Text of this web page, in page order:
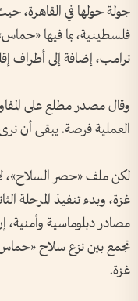
جولة حولها في
فلسطينية، بما فيها
ترامب، إضافة إلى أطراف
وقال مصدر مطلع على
العملية فرصة. يبقى أن
لكن ملف «حصر السلاح»، لا
غزة، وبدء تنفيذ المرحلة
مصادر دبلوماسية
تجمع بين نزع سلاح «حماس»
غزة.